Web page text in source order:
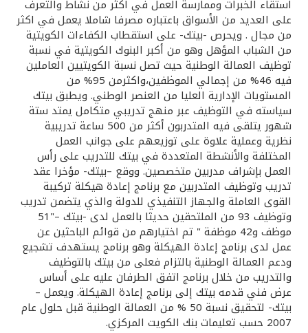
استقاء الخبرات وممارسة العمل في اكثر من نشاط والتعرف
على العديد من الأسواق باعتباره مصرفا شاملا يعمل في اكثر
من مجال . ويحرص -بيتك- على استقطاب الكفاءات الكويتية
من الشباب المؤهل وهو من أكبر البنوك الكويتية في نسبة
توظيف العمالة الوطنية حيث تصل نسبة الكويتيين العاملين
فيه 46% من إجمالي الموظفين،واكثرمن 95% من
المستويات الإدارية العليا من العنصر الوطني. ويطبق بيتك
سياسته في التوظيف عبر منهج تدريبي متكامل يمتد ستة
شهور يتلقى فيه المتدربون أكثر من 500 ساعة تدريبية
نظرية وعملية علاوة على توزيعهم على جوانب العمل
المختلفة والأنشطة المتعددة في بيتك للتدريب على رأس
العمل بإشراف مدربين متخصصين. ووقع –بيتك- مؤخرا عقد
تدريب وتوظيف المتدربين مع برنامج إعادة هيكلة تركيبة
القوى العاملة والجهاز التنفيذي للدولة والذي يتضمن تدريب
وتوظيف 93 من الملتحقين حديثا بالعمل لدى -بيتك –"51
موظف و42 موظفة " تم اختيارهم من قوائم الباحثين عن
عمل لدى برنامج إعادة الهيكلة وهو برنامج يستهدف تشجيع
ودعم العمالة الوطنية بالتزام فعلى من بيتك بالتوظيف
والتدريب من خلال برنامج اتفق الطرفان عليه على أساس
عرض فني قدمه بيتك إلى برنامج إعادة الهيكلة. ويعمل –
بيتك- لتحقيق نسبة 50 % من العمالة الوطنية قبل حلول عام
2007 حسب تعليمات بنك الكويت المركزي.